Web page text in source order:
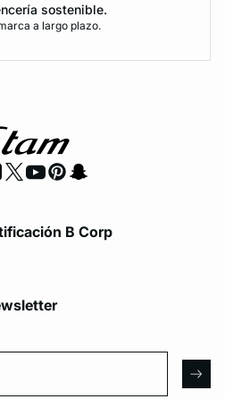
sostenible.
a largo plazo.
B Corp